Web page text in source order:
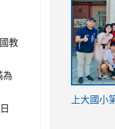
教
為
link
上大國小